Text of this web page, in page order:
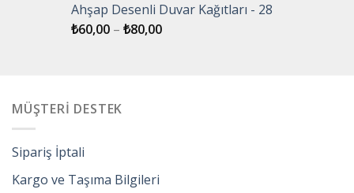
Ahşap Desenli Duvar Kağıtları - 28
₺60,00 – ₺80,00
MÜŞTERİ DESTEK
Sipariş İptali
Kargo ve Taşıma Bilgileri